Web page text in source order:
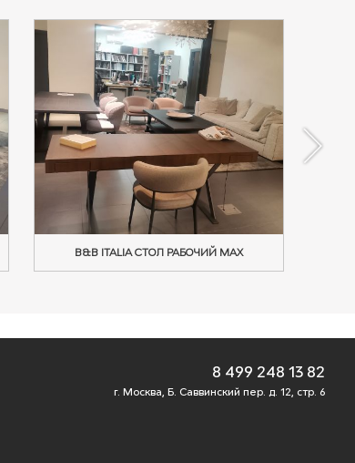
B&B ITALIA СТОЛ РАБОЧИЙ MAX
8 499 248 13 82
г. Москва, Б. Саввинский пер. д. 12, стр. 6